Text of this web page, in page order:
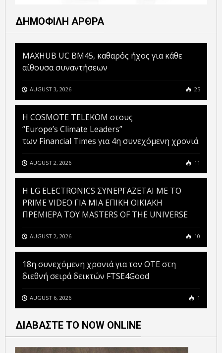
ΔΗΜΟΦΙΛΗ ΑΡΘΡΑ
MAXHUB UC BM45, καθαρός ήχος για κάθε
αίθουσα συναντήσεων
AUGUST 3, 2026 25
Η COSMOTE TELEKOM στους
“Europe’s Climate Leaders”
των Financial Times για 4η συνεχόμενη χρονιά
AUGUST 2, 2026 11
H LG ELECTRONICS ΣΥΝΕΡΓΑΖΕΤΑΙ ΜΕ ΤΟ
PRIME VIDEO ΓΙΑ ΜΙΑ ΕΠΙΚΗ ΟΙΚΙΑΚΗ
ΠΡΕΜΙΕΡΑ ΤΟΥ MASTERS OF THE UNIVERSE
AUGUST 2, 2026 10
18η συνεχόμενη χρονιά για τον ΟΤΕ στη
διεθνή σειρά δεικτών FTSE4Good
AUGUST 6, 2026 1
ΔΙΑΒΑΣΤΕ ΤΟ NOW ONLINE